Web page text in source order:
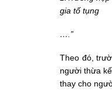
gia tố tụng
….”
Theo đó,
người thừa
thay cho